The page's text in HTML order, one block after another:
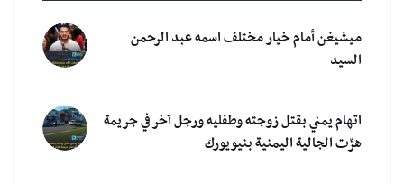
ميشيغن أمام خيار مختلف اسمه عبد الرحمن
السيد
اتهام يمني بقتل زوجته وطفليه ورجل آخر في جريمة
هزّت الجالية اليمنية بنيويورك